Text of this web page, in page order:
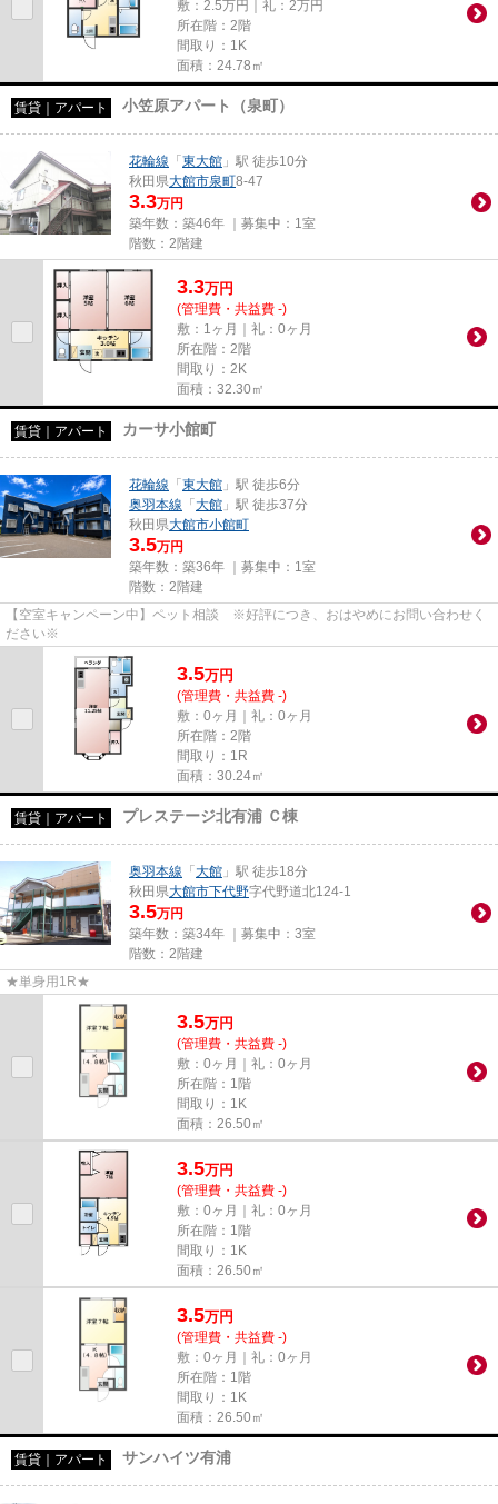
敷：2.5万円｜礼：2万円
所在階：2階
間取り：1K
面積：24.78㎡
賃貸｜アパート 小笠原アパート（泉町）
花輪線 「 東大館 」駅 徒歩10分
秋田県大館市泉町8-47
3.3万円
築年数：築46年 ｜募集中： 1室
階数：2階建
3.3万円
(管理費・共益費 -)
敷：1ヶ月｜礼：0ヶ月
所在階：2階
間取り：2K
面積：32.30㎡
賃貸｜アパート カーサ小館町
花輪線 「 東大館 」駅 徒歩6分
奥羽本線 「 大館 」駅 徒歩37分
秋田県大館市小館町
3.5万円
築年数：築36年 ｜募集中： 1室
階数：2階建
【空室キャンペーン中】ペット相談 ※好評につき、おはやめにお問い合わせく
ださい※
3.5万円
(管理費・共益費 -)
敷：0ヶ月｜礼：0ヶ月
所在階：2階
間取り：1R
面積：30.24㎡
賃貸｜アパート プレステージ北有浦 Ｃ棟
奥羽本線 「 大館 」駅 徒歩18分
秋田県大館市下代野字代野道北124-1
3.5万円
築年数：築34年 ｜募集中： 3室
階数：2階建
★単身用1R★
3.5万円
(管理費・共益費 -)
敷：0ヶ月｜礼：0ヶ月
所在階：1階
間取り：1K
面積：26.50㎡
3.5万円
(管理費・共益費 -)
敷：0ヶ月｜礼：0ヶ月
所在階：1階
間取り：1K
面積：26.50㎡
3.5万円
(管理費・共益費 -)
敷：0ヶ月｜礼：0ヶ月
所在階：1階
間取り：1K
面積：26.50㎡
賃貸｜アパート サンハイツ有浦